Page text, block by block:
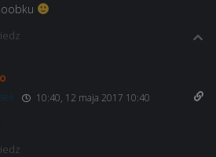
10:40, 12 maja 2017 10:40